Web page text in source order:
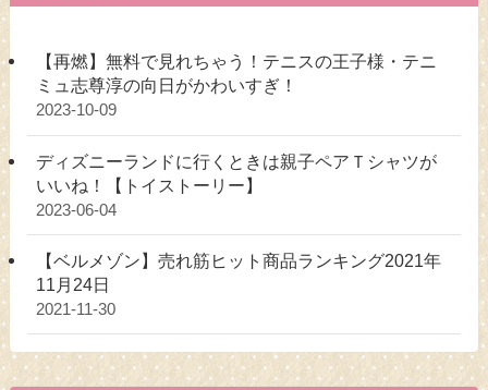
【再燃】無料で見れちゃう！テニスの王子様・テニ
ミュ志尊淳の向日がかわいすぎ！
2023-10-09
ディズニーランドに行くときは親子ペアＴシャツが
いいね！【トイストーリー】
2023-06-04
【ベルメゾン】売れ筋ヒット商品ランキング2021年
11月24日
2021-11-30